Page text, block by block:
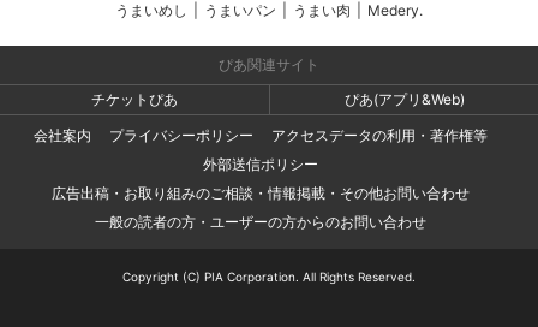
うまいめし
うまいパン うまい肉 Medery.
ぴあ関連サイト
チケットぴあ
ぴあ(アプリ&Web)
会社案内
プライバシーポリシー
アクセスデータの利用・著作権等
外部送信ポリシー
広告出稿・お取り組みのご相談・情報掲載・その他お問い合わせ
一般の読者の方・ユーザーの方からのお問い合わせ
Copyright (C) PIA Corporation. All Rights Reserved.